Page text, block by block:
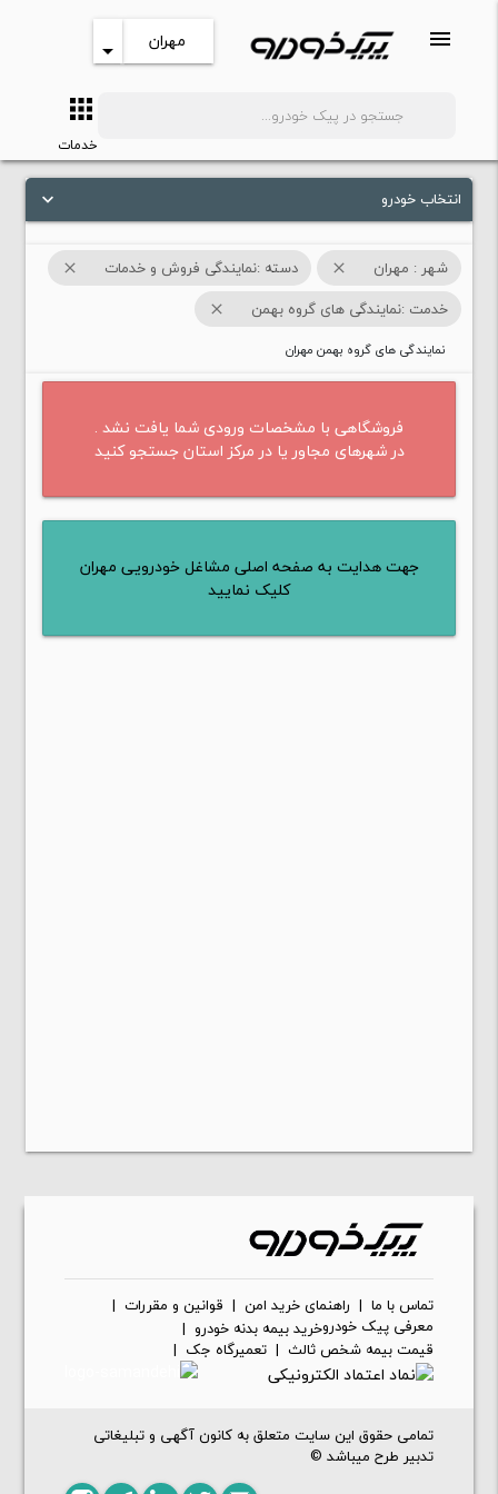
menu مهران arrow_drop_down
apps
خدمات
keyboard_arrow_down انتخاب خودرو
شهر : مهران close دسته :نمایندگی فروش و خدمات close
خدمت :نمایندگی های گروه بهمن close
نمایندگی های گروه بهمن مهران
فروشگاهی با مشخصات ورودی شما یافت نشد .
در شهرهای مجاور یا در مرکز استان جستجو کنید
جهت هدایت به صفحه اصلی مشاغل خودرویی مهران
کلیک نمایید
تماس با ما| راهنمای خرید امن| قوانین و مقررات|
معرفی پیک خودروخرید بیمه بدنه خودرو|
قیمت بیمه شخص ثالث| تعمیرگاه جک |
تمامی حقوق این سایت متعلق به کانون آگهی و تبلیغاتی
تدبیر طرح میباشد ©